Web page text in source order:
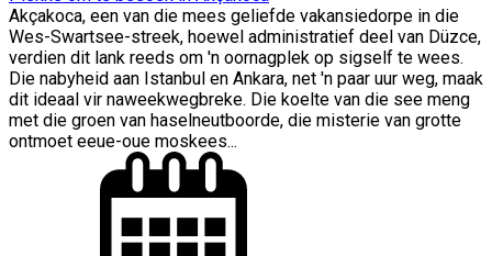
Akçakoca, een van die mees geliefde vakansiedorpe in die
Wes-Swartsee-streek, hoewel administratief deel van Düzce,
verdien dit lank reeds om 'n oornagplek op sigself te wees.
Die nabyheid aan Istanbul en Ankara, net 'n paar uur weg, maak
dit ideaal vir naweekwegbreke. Die koelte van die see meng
met die groen van haselneutboorde, die misterie van grotte
ontmoet eeue-oue moskees...